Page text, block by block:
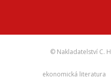
© Nakladatelství C.
ekonomická literatura